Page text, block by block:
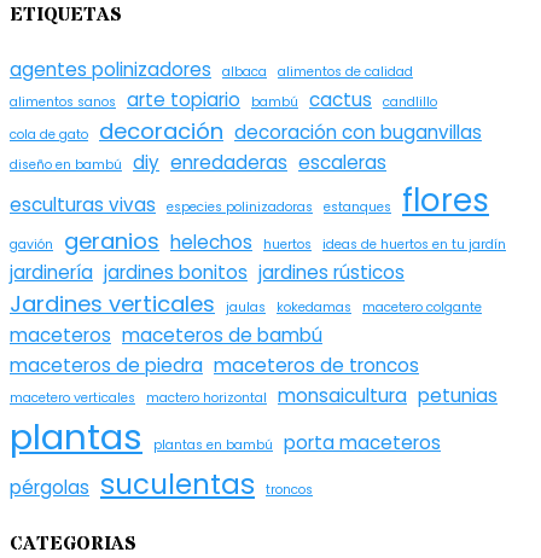
ETIQUETAS
agentes polinizadores albaca
alimentos de calidad
alimentos sanos
arte topiario bambú cactus
candlillo
cola de gato
decoración decoración con buganvillas
diseño en bambú diy enredaderas escaleras
esculturas vivas
especies polinizadoras estanques flores
gavión geranios helechos huertos ideas de huertos en tu jardín
jardinería jardines bonitos jardines rústicos
Jardines verticales jaulas kokedamas macetero colgante
maceteros maceteros de bambú
maceteros de piedra maceteros de troncos
macetero verticales mactero horizontal monsaicultura petunias
plantas plantas en bambú
porta maceteros
pérgolas suculentas troncos
CATEGORIAS